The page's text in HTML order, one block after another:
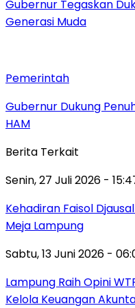
Gubernur Tegaskan
Generasi Muda
Pemerintah
Gubernur Dukung
HAM
Berita Terkait
Senin, 27 Juli 2026 -
Kehadiran Faisol
Meja Lampung
Sabtu, 13 Juni 2026 -
Lampung Raih Opini
Kelola Keuangan